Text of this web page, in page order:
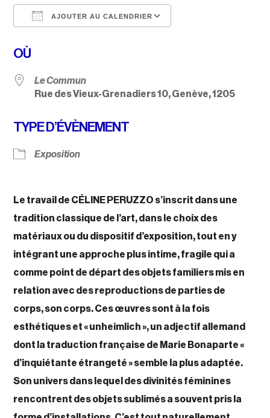
AJOUTER AU CALENDRIER
OÙ
Le Commun
Rue des Vieux-Grenadiers 10, Genève, 1205
TYPE D’ÉVÈNEMENT
Exposition
Le travail de CÉLINE PERUZZO s’inscrit dans une
tradition classique de l’art, dans le choix des
matériaux ou du dispositif d’exposition, tout en y
intégrant une approche plus intime, fragile qui a
comme point de départ des objets familiers mis en
relation avec des reproductions de parties de
corps, son corps. Ces œuvres sont à la fois
esthétiques et « unheimlich », un adjectif allemand
dont la traduction française de Marie Bonaparte «
d’inquiétante étrangeté » semble la plus adaptée.
Son univers dans lequel des divinités féminines
rencontrent des objets sublimés a souvent pris la